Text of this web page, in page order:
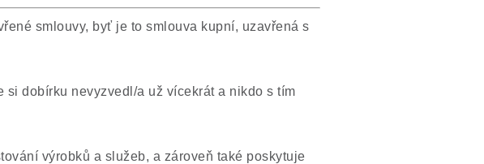
smlouvy, byť je to smlouva kupní, uzavřená s
dobírku nevyzvedl/a už vícekrát a nikdo s tím
výrobků a služeb, a zároveň také poskytuje